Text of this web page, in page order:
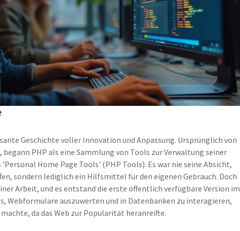
Geschichte voller Innovation und Anpassung. Ursprünglich von
PHP als eine Sammlung von Tools zur Verwaltung seiner
Home Page Tools' (PHP Tools). Es war nie seine Absicht,
sondern lediglich ein Hilfsmittel für den eigenen Gebrauch. Doch
Arbeit, und es entstand die erste öffentlich verfügbare Version im
Webformulare auszuwerten und in Datenbanken zu interagieren,
da das Web zur Popularität heranreifte.